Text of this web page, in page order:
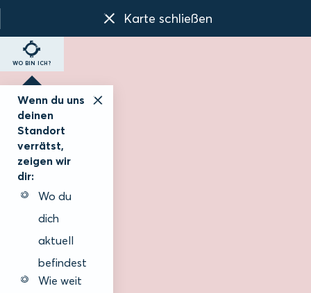
Karte schließen
WO BIN ICH?
Wenn du uns
deinen
Standort
verrätst,
zeigen wir
dir:
Wo du
dich
aktuell
befindest
Wie weit